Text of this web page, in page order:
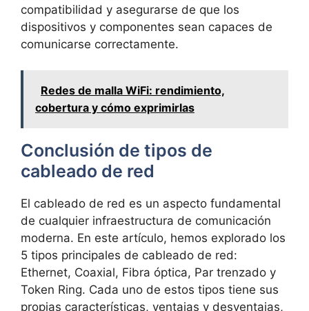
compatibilidad y asegurarse de que los
dispositivos y componentes sean capaces de
comunicarse correctamente.
Redes de malla WiFi: rendimiento,
cobertura y cómo exprimirlas
Conclusión de tipos de
cableado de red
El cableado de red es un aspecto fundamental
de cualquier infraestructura de comunicación
moderna. En este artículo, hemos explorado los
5 tipos principales de cableado de red:
Ethernet, Coaxial, Fibra óptica, Par trenzado y
Token Ring. Cada uno de estos tipos tiene sus
propias características, ventajas y desventajas,